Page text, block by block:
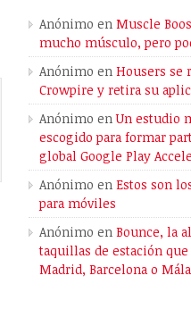
Anónimo en Muscle
mucho músculo, pero
Anónimo en Housers se
Crowpire y retira su
Anónimo enUn estudio
escogido para formar
global Google Play
Anónimo en Estos son
para móviles
Anónimo en Bounce, la
taquillas de estación que
Madrid, Barcelona o